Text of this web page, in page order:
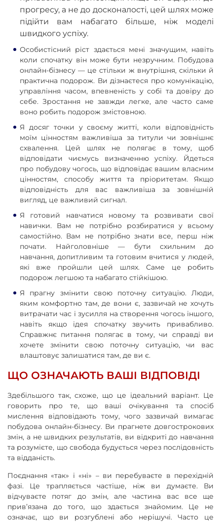
прогресу, а не до досконалості, цей шлях може
підійти вам набагато більше, ніж моделі
швидкого успіху.
Особистісний ріст здається мені значущим, навіть
коли спочатку він може бути незручним. Побудова
онлайн-бізнесу — це стільки ж внутрішня, скільки й
практична подорож. Ви дізнаєтеся про комунікацію,
управління часом, впевненість у собі та довіру до
себе. Зростання не завжди легке, але часто саме
воно робить подорож змістовною.
Я досяг точки у своєму житті, коли відповідність
моїм цінностям важливіша за титули чи зовнішнє
схвалення. Цей шлях не полягає в тому, щоб
відповідати чиємусь визначенню успіху. Йдеться
про побудову чогось, що відповідає вашим власним
цінностям, способу життя та пріоритетам. Якщо
відповідність для вас важливіша за зовнішній
вигляд, це важливий сигнал.
Я готовий навчатися новому та розвивати свої
навички. Вам не потрібно розбиратися у всьому
самостійно. Вам не потрібно знати все, перш ніж
почати. ​​Найголовніше — бути схильним до
навчання, допитливим та готовим вчитися у людей,
які вже пройшли цей шлях. Саме це робить
подорож легшою та набагато стійкішою.
Я прагну змінити свою поточну ситуацію. Люди,
яким комфортно там, де вони є, зазвичай не хочуть
витрачати час і зусилля на створення чогось іншого,
навіть якщо ідея спочатку звучить привабливо.
Справжнє питання полягає в тому, чи справді ви
хочете змінити свою поточну ситуацію, чи вас
влаштовує залишатися там, де ви є.
ЩО ОЗНАЧАЮТЬ ВАШІ ВІДПОВІДІ
Здебільшого так, схоже, що це ідеальний варіант. Це
говорить про те, що ваші очікування та спосіб
мислення відповідають тому, чого зазвичай вимагає
побудова онлайн-бізнесу. Ви прагнете довгострокових
змін, а не швидких результатів, ви відкриті до навчання
та розумієте, що свобода будується через послідовність
та відданість.
Поєднання «так» і «ні» – ви перебуваєте в перехідній
фазі. Це трапляється частіше, ніж ви думаєте. Ви
відчуваєте потяг до змін, але частина вас все ще
прив’язана до того, що здається знайомим. Це не
означає, що ви розгублені або нерішучі. Часто це